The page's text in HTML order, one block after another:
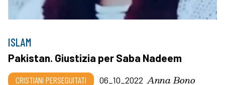
ISLAM
Pakistan. Giustizia per Saba Nadeem
CRISTIANI PERSEGUITATI 06_10_2022 Anna Bono